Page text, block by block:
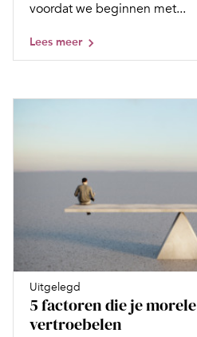
voordat we beginnen met...
Lees meer
Uitgelegd
5 factoren die je
vertroebelen